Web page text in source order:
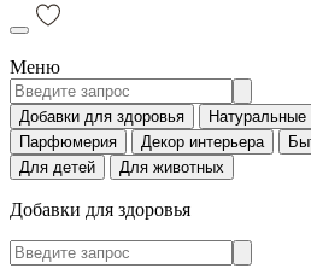
Меню
Добавки для здоровья Натуральные
Парфюмерия
Декор интерьера
Для детей
Для животных
Добавки для здоровья